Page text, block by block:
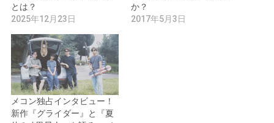
とは？
2025年12月23日
か？
2017年5月3日
メコン独占インタビュー！
新作『グライダー』と『夏